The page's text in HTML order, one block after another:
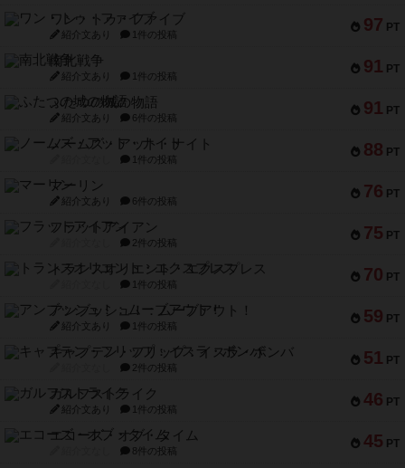
97 PT
ワン・トゥ・ファイブ
紹介文あり 1件の投稿
91 PT
南北戦争
紹介文あり 1件の投稿
91 PT
ふたつの城の物語
紹介文あり 6件の投稿
88 PT
ノームズ・アット・ナイト
1件の投稿
76 PT
マーリン
紹介文あり 6件の投稿
75 PT
フラットアイアン
2件の投稿
70 PT
トランスオリエント・エクスプレス
1件の投稿
59 PT
アンブッシュ！：ムーブアウト！
紹介文あり 1件の投稿
51 PT
キャプテン・フリップ：イスラ・ボンバ
2件の投稿
46 PT
ガルフストライク
紹介文あり 1件の投稿
45 PT
エコーズ・オブ・タイム
8件の投稿